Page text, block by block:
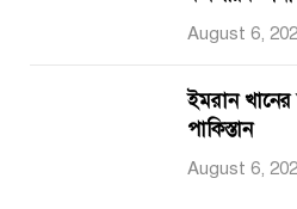
August 6,
ইমরান খানের
পাকিস্তান
August 6,